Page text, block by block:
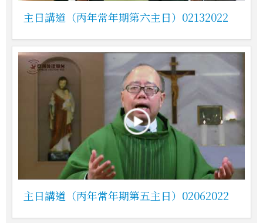
主日講道（丙年常年期第六主日）02132022
主日講道（丙年常年期第五主日）02062022